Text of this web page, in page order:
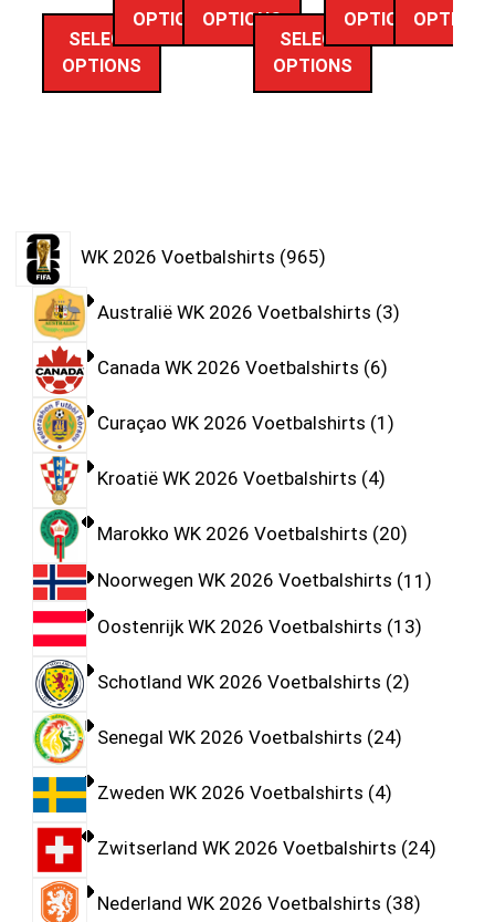
SELECT
OPTIONS
OPTIONSOPTIONS
SELECT
OPTIONS
OPTIONSOPTIONS
WK 2026 Voetbalshirts 965
Australië WK 2026 Voetbalshirts 3
Canada WK 2026 Voetbalshirts 6
Curaçao WK 2026 Voetbalshirts 1
Kroatië WK 2026 Voetbalshirts 4
Marokko WK 2026 Voetbalshirts 20
Noorwegen WK 2026 Voetbalshirts 11
Oostenrijk WK 2026 Voetbalshirts 13
Schotland WK 2026 Voetbalshirts 2
Senegal WK 2026 Voetbalshirts 24
Zweden WK 2026 Voetbalshirts 4
Zwitserland WK 2026 Voetbalshirts 24
Nederland WK 2026 Voetbalshirts 38